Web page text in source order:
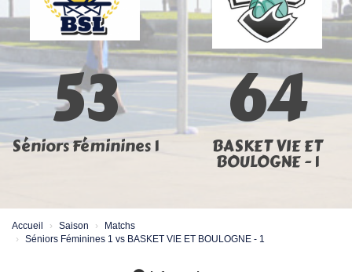
53 64
Séniors Féminines 1 BASKET VIE ET
BOULOGNE - 1
Accueil Saison
Matchs
Séniors Féminines 1 vs BASKET VIE ET BOULOGNE - 1